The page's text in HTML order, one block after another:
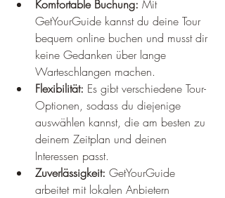
Komfortable Buchung: Mit
GetYourGuide kannst du deine Tour
bequem online buchen und musst dir
keine Gedanken über lange
Warteschlangen machen.
Flexibilität: Es gibt verschiedene Tour-
Optionen, sodass du diejenige
auswählen kannst, die am besten zu
deinem Zeitplan und deinen
Interessen passt.
Zuverlässigkeit: GetYourGuide
arbeitet mit lokalen Anbietern